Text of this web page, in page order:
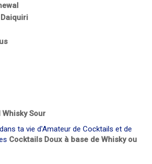
Whisky Sour
ta vie d'Amateur de Cocktails et de
Cocktails Doux à base de Whisky ou